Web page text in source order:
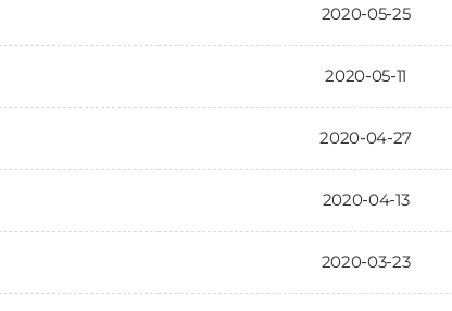
2020-05-25
2020-05-11
2020-04-27
2020-04-13
2020-03-23